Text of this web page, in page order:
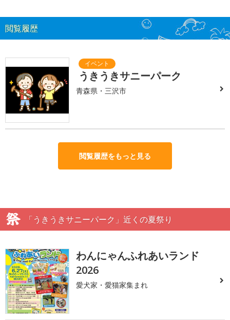
閲覧履歴
うきうきサニーパーク
青森県・三沢市
閲覧履歴をもっと見る
「うきうきサニーパーク」近くの夏祭り
わんにゃんふれあいランド
2026
愛犬家・愛猫家集まれ